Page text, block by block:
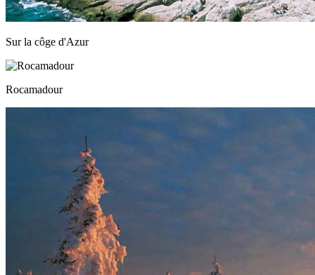
Sur la côge d'Azur
Rocamadour